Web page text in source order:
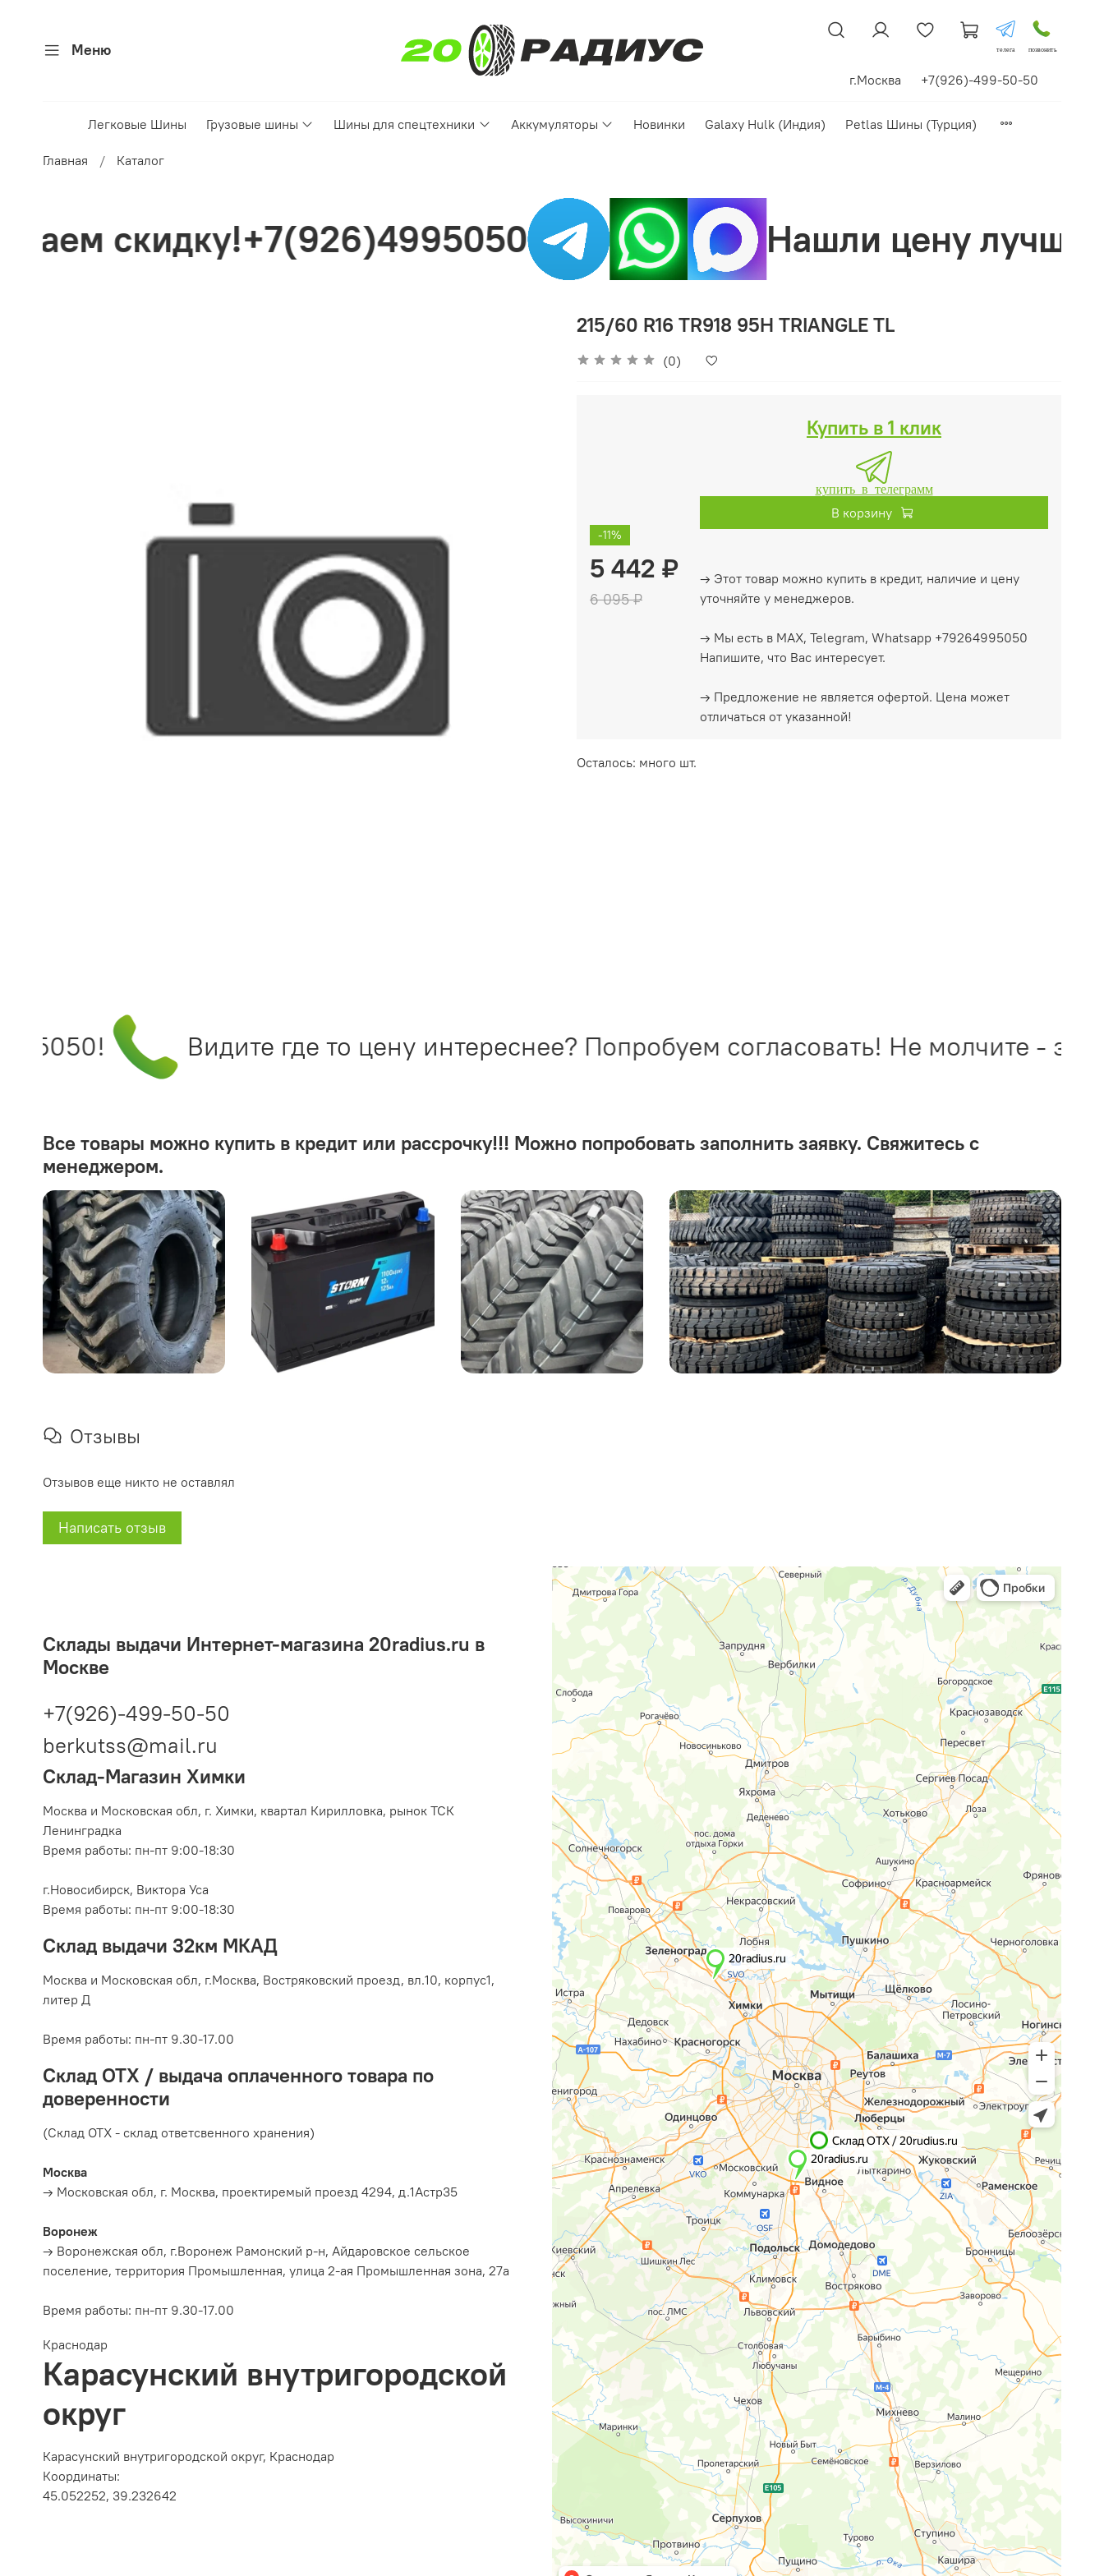
Меню телега позвонить
г.Москва +7(926)-499-50-50
Легковые Шины Грузовые шины Шины для спецтехники Аккумуляторы Новинки Galaxy Hulk (Индия) Petlas Шины (Турция)
Главная Каталог
Нашли цену лучше? Сделаем
215/60 R16 TR918 95H TRIANGLE TL
(0)
-11%
5 442 ₽
6 095 ₽
Купить в 1 клик
купить в телеграмм
В корзину
→ Этот товар можно купить в кредит, наличие и цену
уточняйте у менеджеров.
→ Мы есть в MAX, Telegram, Whatsapp +79264995050
Напишите, что Вас интересует.
→ Предложение не является офертой. Цена может
отличаться от указанной!
Осталось: много шт.
Видите где то цену интереснее? Попробуем согласовать! Не молчите -
Все товары можно купить в кредит или рассрочку!!! Можно попробовать заполнить заявку. Свяжитесь с
менеджером.
Отзывы
Отзывов еще никто не оставлял
Написать отзыв
Склады выдачи Интернет-магазина 20radius.ru в
Москве
+7(926)-499-50-50
berkutss@mail.ru
Склад-Магазин Химки
Москва и Московская обл, г. Химки, квартал Кирилловка, рынок ТСК
Ленинградка
Время работы: пн-пт 9:00-18:30
г.Новосибирск, Виктора Уса
Время работы: пн-пт 9:00-18:30
Склад выдачи 32км МКАД
Москва и Московская обл, г.Москва, Востряковский проезд, вл.10, корпус1,
литер Д
Время работы: пн-пт 9.30-17.00
Склад ОТХ / выдача оплаченного товара по
доверенности
(Склад ОТХ - склад ответсвенного хранения)
Москва
→ Московская обл, г. Москва, проектиремый проезд 4294, д.1Астр35
Воронеж
→ Воронежская обл, г.Воронеж Рамонский р-н, Айдаровское сельское
поселение, территория Промышленная, улица 2-ая Промышленная зона, 27а
Время работы: пн-пт 9.30-17.00
Краснодар
Карасунский внутригородской
округ
Карасунский внутригородской округ, Краснодар
Координаты:
45.052252, 39.232642